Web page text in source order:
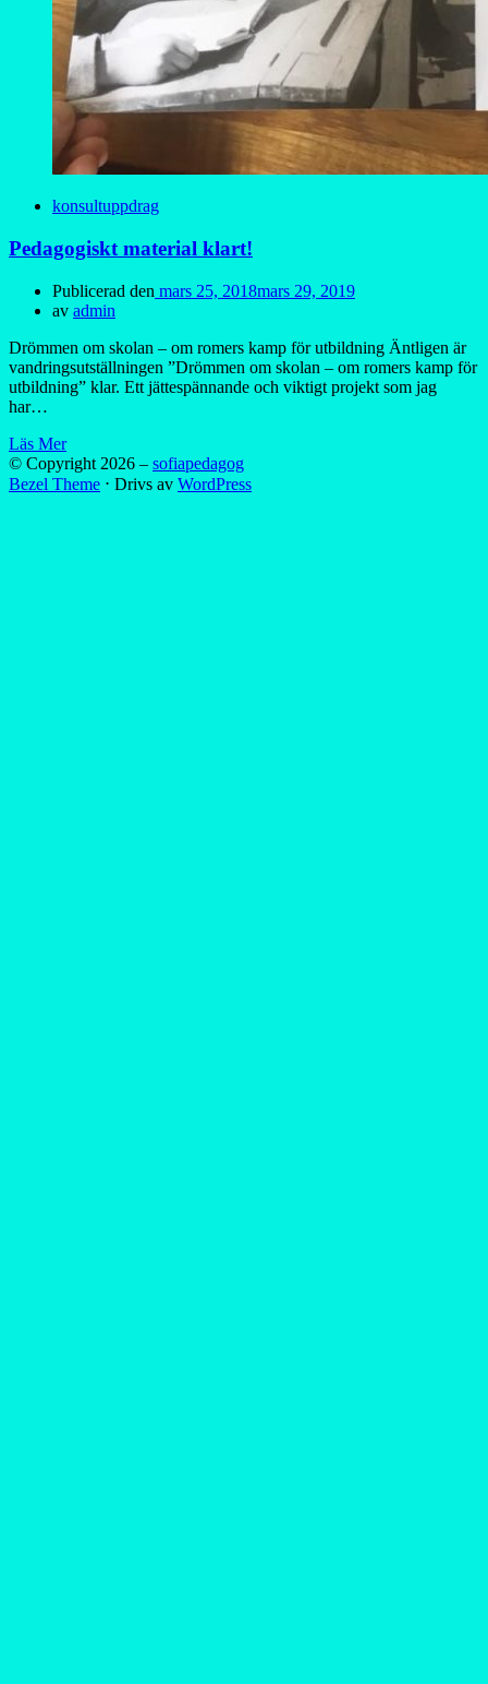
konsultuppdrag
Pedagogiskt material klart!
Publicerad den mars 25, 2018mars 29, 2019
av admin
Drömmen om skolan – om romers kamp för utbildning Äntligen är
vandringsutställningen ”Drömmen om skolan – om romers kamp för
utbildning” klar. Ett jättespännande och viktigt projekt som jag
har…
Läs Mer
© Copyright 2026 – sofiapedagog
Bezel Theme ⋅ Drivs av WordPress